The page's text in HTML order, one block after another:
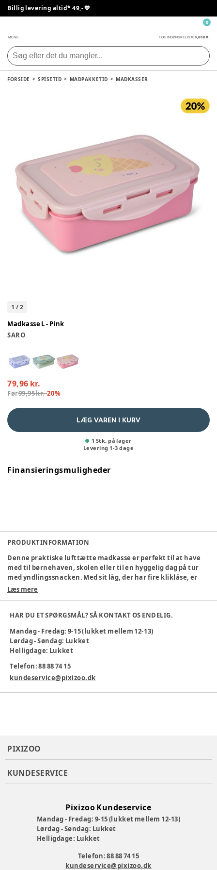
Billig levering altid* 49,- 💙
MENU LOG INDØNSKELISTE0,00 KR.
0
FORSIDE SPISETID MADPAKKETID MADKASSER
1 /2
Madkasse L - Pink
SARO
79,96 kr.
Før99,95 kr.-20%
LÆG VAREN I KURV
1 Stk. på lager
Levering 1-3 dage
Finansieringsmuligheder
PRODUKTINFORMATION
Denne praktiske lufttætte madkasse er perfekt til at have
med til børnehaven, skolen eller til en hyggelig dag på tur
med yndlingssnacken. Med sit låg, der har fire kliklåse, er
det let for børnene selv at åbne og lukke. Madkassen er let,
- Kan opvarmes i mikroovnen uden låg
- Tåler opvaskemaskine (maks. 40ºC i øverste kurv)
- I overensstemmelse med UNE-ES 14372 og EU 1245/2020
Varenummer:369670
Læs mere
HAR DU ET SPØRGSMÅL? SÅ KONTAKT OS ENDELIG.
Mandag - Fredag: 9-15 (lukket mellem 12-13)
Lørdag - Søndag: Lukket
Helligdage: Lukket
Telefon: 88 88 74 15
kundeservice@pixizoo.dk
PIXIZOO
KUNDESERVICE
Pixizoo Kundeservice
Mandag - Fredag: 9-15 (lukket mellem 12-13)
Lørdag - Søndag: Lukket
Helligdage: Lukket
Telefon: 88 88 74 15
kundeservice@pixizoo.dk